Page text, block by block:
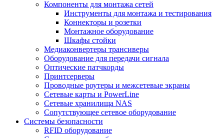
Компоненты для монтажа сетей
Инструменты для монтажа и тестирования
Коннекторы и розетки
Монтажное оборудование
Шкафы стойки
Медиаконвертеры трансиверы
Оборудование для передачи сигнала
Оптические патчкорды
Принтсерверы
Проводные роутеры и межсетевые экраны
Сетевые карты и PowerLine
Сетевые хранилища NAS
Сопутствующее сетевое оборудование
Системы безопасности
RFID оборудование